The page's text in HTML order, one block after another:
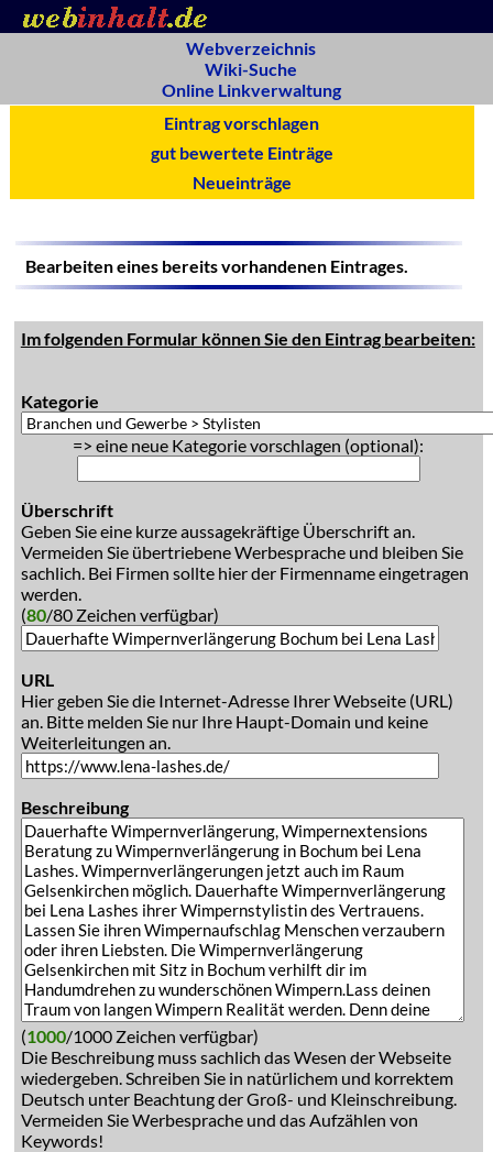
Webverzeichnis
Wiki-Suche
Online Linkverwaltung
Eintrag vorschlagen
gut bewertete Einträge
Neueinträge
Bearbeiten eines bereits vorhandenen Eintrages.
Im folgenden Formular können Sie den Eintrag bearbeiten:
Kategorie
=> eine neue Kategorie vorschlagen (optional):
Überschrift
Geben Sie eine kurze aussagekräftige Überschrift an.
Vermeiden Sie übertriebene Werbesprache und bleiben Sie
sachlich. Bei Firmen sollte hier der Firmenname eingetragen
werden.
(80/80 Zeichen verfügbar)
URL
Hier geben Sie die Internet-Adresse Ihrer Webseite (URL)
an. Bitte melden Sie nur Ihre Haupt-Domain und keine
Weiterleitungen an.
Beschreibung
(1000/1000 Zeichen verfügbar)
Die Beschreibung muss sachlich das Wesen der Webseite
wiedergeben. Schreiben Sie in natürlichem und korrektem
Deutsch unter Beachtung der Groß- und Kleinschreibung.
Vermeiden Sie Werbesprache und das Aufzählen von
Keywords!